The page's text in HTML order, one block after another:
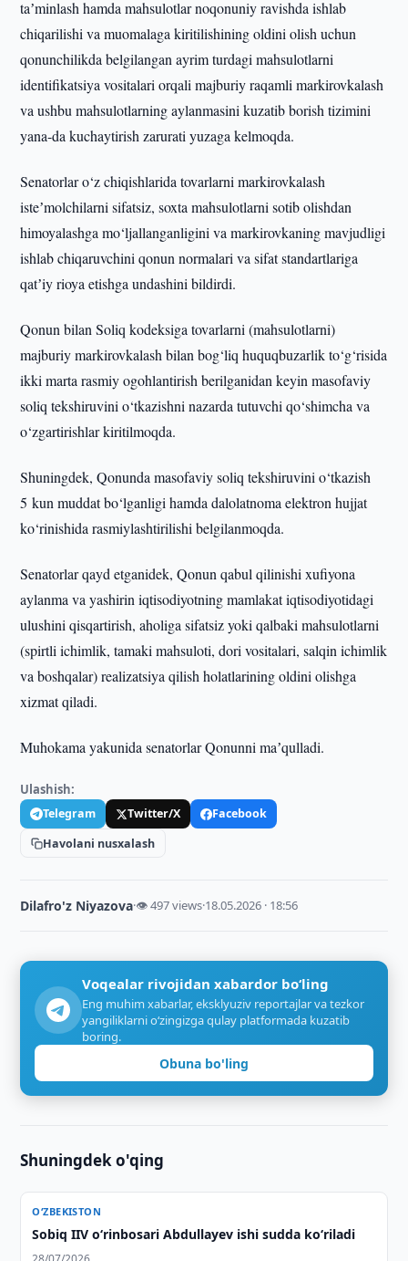
taʼminlash hamda mahsulotlar noqonuniy ravishda ishlab
chiqarilishi va muomalaga kiritilishining oldini olish uchun
qonunchilikda belgilangan ayrim turdagi mahsulotlarni
identifikatsiya vositalari orqali majburiy raqamli markirovkalash
va ushbu mahsulotlarning aylanmasini kuzatib borish tizimini
yana-da kuchaytirish zarurati yuzaga kelmoqda.
Senatorlar o‘z chiqishlarida tovarlarni markirovkalash
isteʼmolchilarni sifatsiz, soxta mahsulotlarni sotib olishdan
himoyalashga mo‘ljallanganligini va markirovkaning mavjudligi
ishlab chiqaruvchini qonun normalari va sifat standartlariga
qatʼiy rioya etishga undashini bildirdi.
Qonun bilan Soliq kodeksiga tovarlarni (mahsulotlarni)
majburiy markirovkalash bilan bog‘liq huquqbuzarlik to‘g‘risida
ikki marta rasmiy ogohlantirish berilganidan keyin masofaviy
soliq tekshiruvini o‘tkazishni nazarda tutuvchi qo‘shimcha va
o‘zgartirishlar kiritilmoqda.
Shuningdek, Qonunda masofaviy soliq tekshiruvini o‘tkazish
5 kun muddat bo‘lganligi hamda dalolatnoma elektron hujjat
ko‘rinishida rasmiylashtirilishi belgilanmoqda.
Senatorlar qayd etganidek, Qonun qabul qilinishi xufiyona
aylanma va yashirin iqtisodiyotning mamlakat iqtisodiyotidagi
ulushini qisqartirish, aholiga sifatsiz yoki qalbaki mahsulotlarni
(spirtli ichimlik, tamaki mahsuloti, dori vositalari, salqin ichimlik
va boshqalar) realizatsiya qilish holatlarining oldini olishga
xizmat qiladi.
Muhokama yakunida senatorlar Qonunni maʼqulladi.
Ulashish:
Telegram Twitter/X
Facebook
Havolani nusxalash
Dilafro'z Niyazova·👁 497 views·18.05.2026 · 18:56
Voqealar rivojidan xabardor bo‘ling
Eng muhim xabarlar, eksklyuziv reportajlar va tezkor
yangiliklarni o‘zingizga qulay platformada kuzatib
boring.
Obuna bo'ling
Shuningdek o'qing
O‘ZBEKISTON
Sobiq IIV o‘rinbosari Abdullayev ishi sudda ko‘riladi